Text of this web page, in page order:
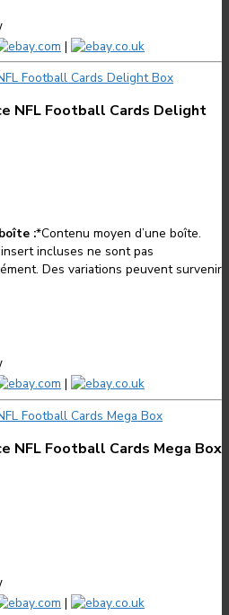
.com | .co.uk
NFL Football Cards Delight
:*Contenu moyen d’une boîte.
incluses ne sont pas
Des variations peuvent survenir
.com | .co.uk
NFL Football Cards Mega Box
.com | .co.uk